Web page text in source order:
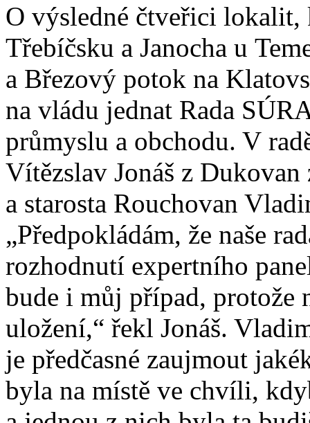
O výsledné čtveřici lokalit,
Třebíčsku a Janocha u
a Březový potok na
na vládu jednat Rada
průmyslu a obchodu. V
Vítězslav Jonáš z
a starosta Rouchovan
„Předpokládám, že naše
rozhodnutí expertního
bude i můj případ, protože
uložení,“ řekl Jonáš.
je předčasné zaujmout
byla na místě ve chvíli,